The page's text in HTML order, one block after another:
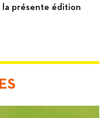
présente édition